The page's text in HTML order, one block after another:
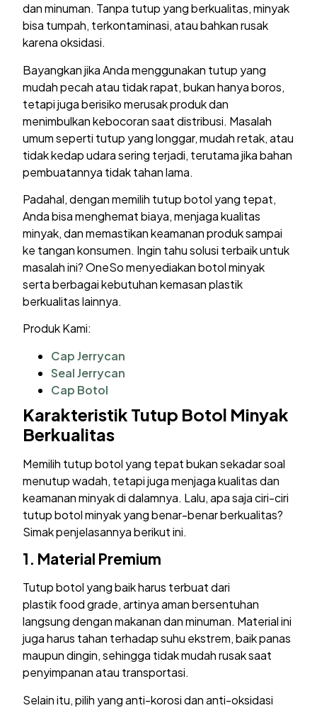
dan minuman. Tanpa tutup yang berkualitas, minyak
bisa tumpah, terkontaminasi, atau bahkan rusak
karena oksidasi.
Bayangkan jika Anda menggunakan tutup yang
mudah pecah atau tidak rapat, bukan hanya boros,
tetapi juga berisiko merusak produk dan
menimbulkan kebocoran saat distribusi. Masalah
umum seperti tutup yang longgar, mudah retak, atau
tidak kedap udara sering terjadi, terutama jika bahan
pembuatannya tidak tahan lama.
Padahal, dengan memilih tutup botol yang tepat,
Anda bisa menghemat biaya, menjaga kualitas
minyak, dan memastikan keamanan produk sampai
ke tangan konsumen. Ingin tahu solusi terbaik untuk
masalah ini? OneSo menyediakan botol minyak
serta berbagai kebutuhan kemasan plastik
berkualitas lainnya.
Produk Kami:
Cap Jerrycan
Seal Jerrycan
Cap Botol
Karakteristik Tutup Botol Minyak
Berkualitas
Memilih tutup botol yang tepat bukan sekadar soal
menutup wadah, tetapi juga menjaga kualitas dan
keamanan minyak di dalamnya. Lalu, apa saja ciri-ciri
tutup botol minyak yang benar-benar berkualitas?
Simak penjelasannya berikut ini.
1. Material Premium
Tutup botol yang baik harus terbuat dari
plastik food grade, artinya aman bersentuhan
langsung dengan makanan dan minuman. Material ini
juga harus tahan terhadap suhu ekstrem, baik panas
maupun dingin, sehingga tidak mudah rusak saat
penyimpanan atau transportasi.
Selain itu, pilih yang anti-korosi dan anti-oksidasi